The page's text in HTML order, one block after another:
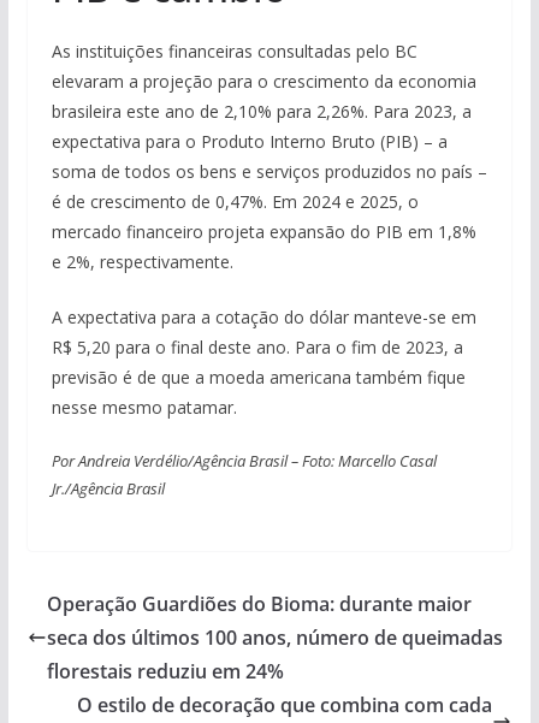
As instituições financeiras consultadas pelo BC
elevaram a projeção para o crescimento da economia
brasileira este ano de 2,10% para 2,26%. Para 2023, a
expectativa para o Produto Interno Bruto (PIB) – a
soma de todos os bens e serviços produzidos no país –
é de crescimento de 0,47%. Em 2024 e 2025, o
mercado financeiro projeta expansão do PIB em 1,8%
e 2%, respectivamente.
A expectativa para a cotação do dólar manteve-se em
R$ 5,20 para o final deste ano. Para o fim de 2023, a
previsão é de que a moeda americana também fique
nesse mesmo patamar.
Por Andreia Verdélio/Agência Brasil – Foto: Marcello Casal
Jr./Agência Brasil
Operação Guardiões do Bioma: durante maior
seca dos últimos 100 anos, número de queimadas
florestais reduziu em 24%
O estilo de decoração que combina com cada